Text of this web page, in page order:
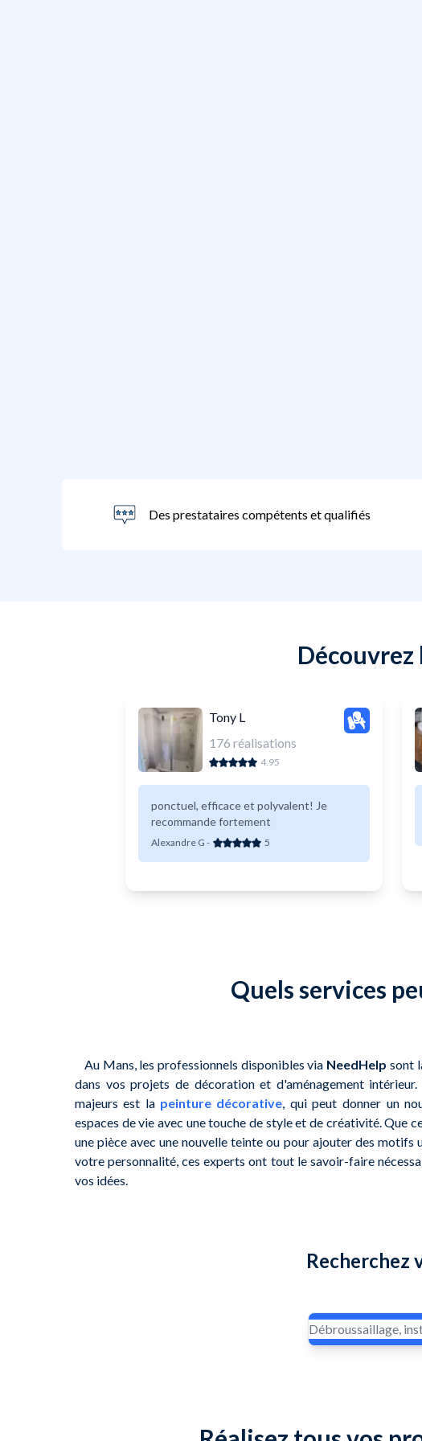
Des prestataires compétents et qualifiés
Découvrez
Tony L
176 réalisations
4.95
ponctuel, efficace et polyvalent! Je
recommande fortement
Alexandre G - 5
Quels services
Au Mans, les professionnels disponibles via NeedHelp sont
dans vos projets de décoration et d'aménagement
majeurs est la peinture décorative, qui peut donner un
espaces de vie avec une touche de style et de créativité. Que
une pièce avec une nouvelle teinte ou pour ajouter des motifs
votre personnalité, ces experts ont tout le savoir-faire
vos idées.
Recherchez